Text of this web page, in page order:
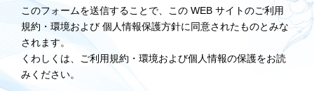
このフォームを送信することで、この WEB サイトのご利用
規約・環境および 個人情報保護方針に同意されたものとみな
されます。
くわしくは、ご利用規約・環境および個人情報の保護をお読
みください。